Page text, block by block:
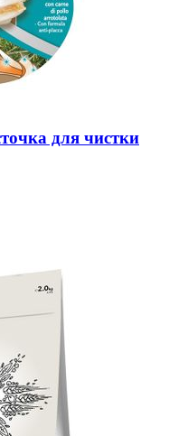
для чистки